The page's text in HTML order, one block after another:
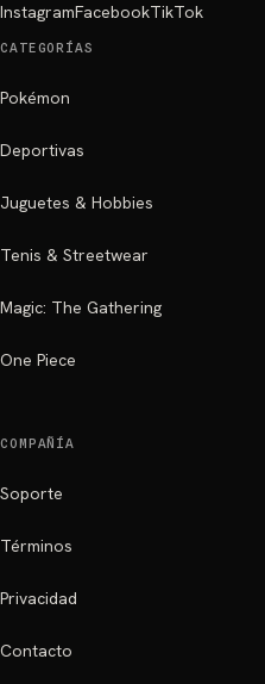
InstagramFacebookTikTok
CATEGORÍAS
Pokémon
Deportivas
Juguetes & Hobbies
Tenis & Streetwear
Magic: The Gathering
One Piece
COMPAÑÍA
Soporte
Términos
Privacidad
Contacto